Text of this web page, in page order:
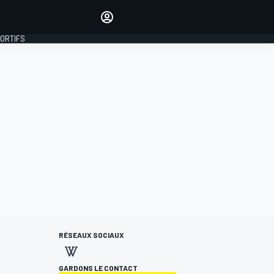
RÉSEAUX SOCIAUX
GARDONS LE CONTACT